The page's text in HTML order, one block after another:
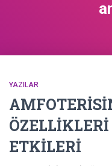
YAZILAR
ETKİLERİ